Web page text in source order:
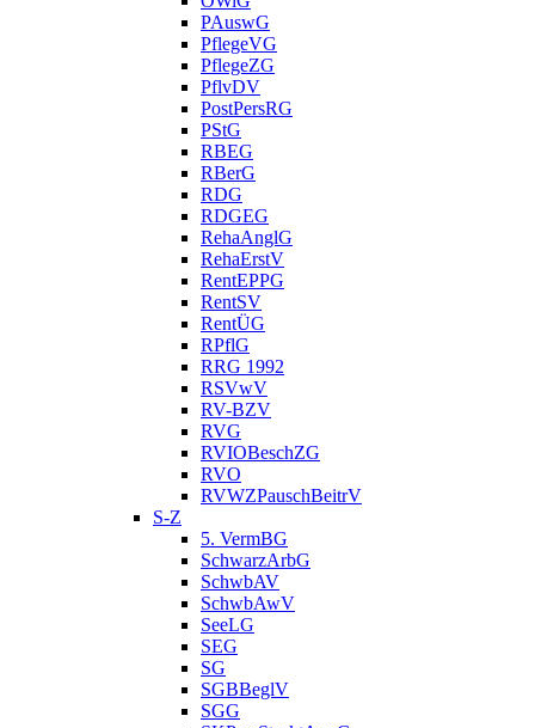
PAuswG
PflegeVG
PflegeZG
PflvDV
PostPersRG
PStG
RBEG
RBerG
RDG
RDGEG
RehaAnglG
RehaErstV
RentEPPG
RentSV
RentÜG
RPflG
RRG 1992
RSVwV
RV-BZV
RVG
RVIOBeschZG
RVO
RVWZPauschBeitrV
S-Z
5. VermBG
SchwarzArbG
SchwbAV
SchwbAwV
SeeLG
SEG
SG
SGBBeglV
SGG